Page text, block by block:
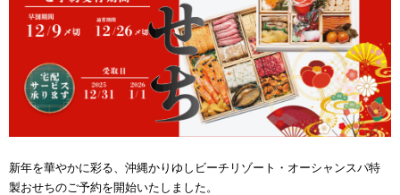
新年を華やかに彩る、沖縄かりゆしビーチリゾート・オーシャンスパ特
製おせちのご予約を開始いたしました。